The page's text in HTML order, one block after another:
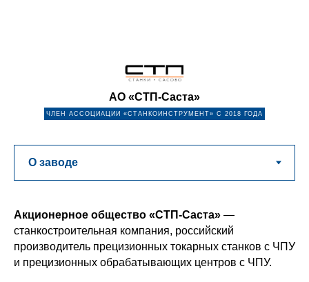
АО «СТП-Саста»
ЧЛЕН АССОЦИАЦИИ «СТАНКОИНСТРУМЕНТ» С 2018 ГОДА
Акционерное общество «СТП-Саста» —
станкостроительная компания, российский
производитель прецизионных токарных станков с ЧПУ
и прецизионных обрабатывающих центров с ЧПУ.